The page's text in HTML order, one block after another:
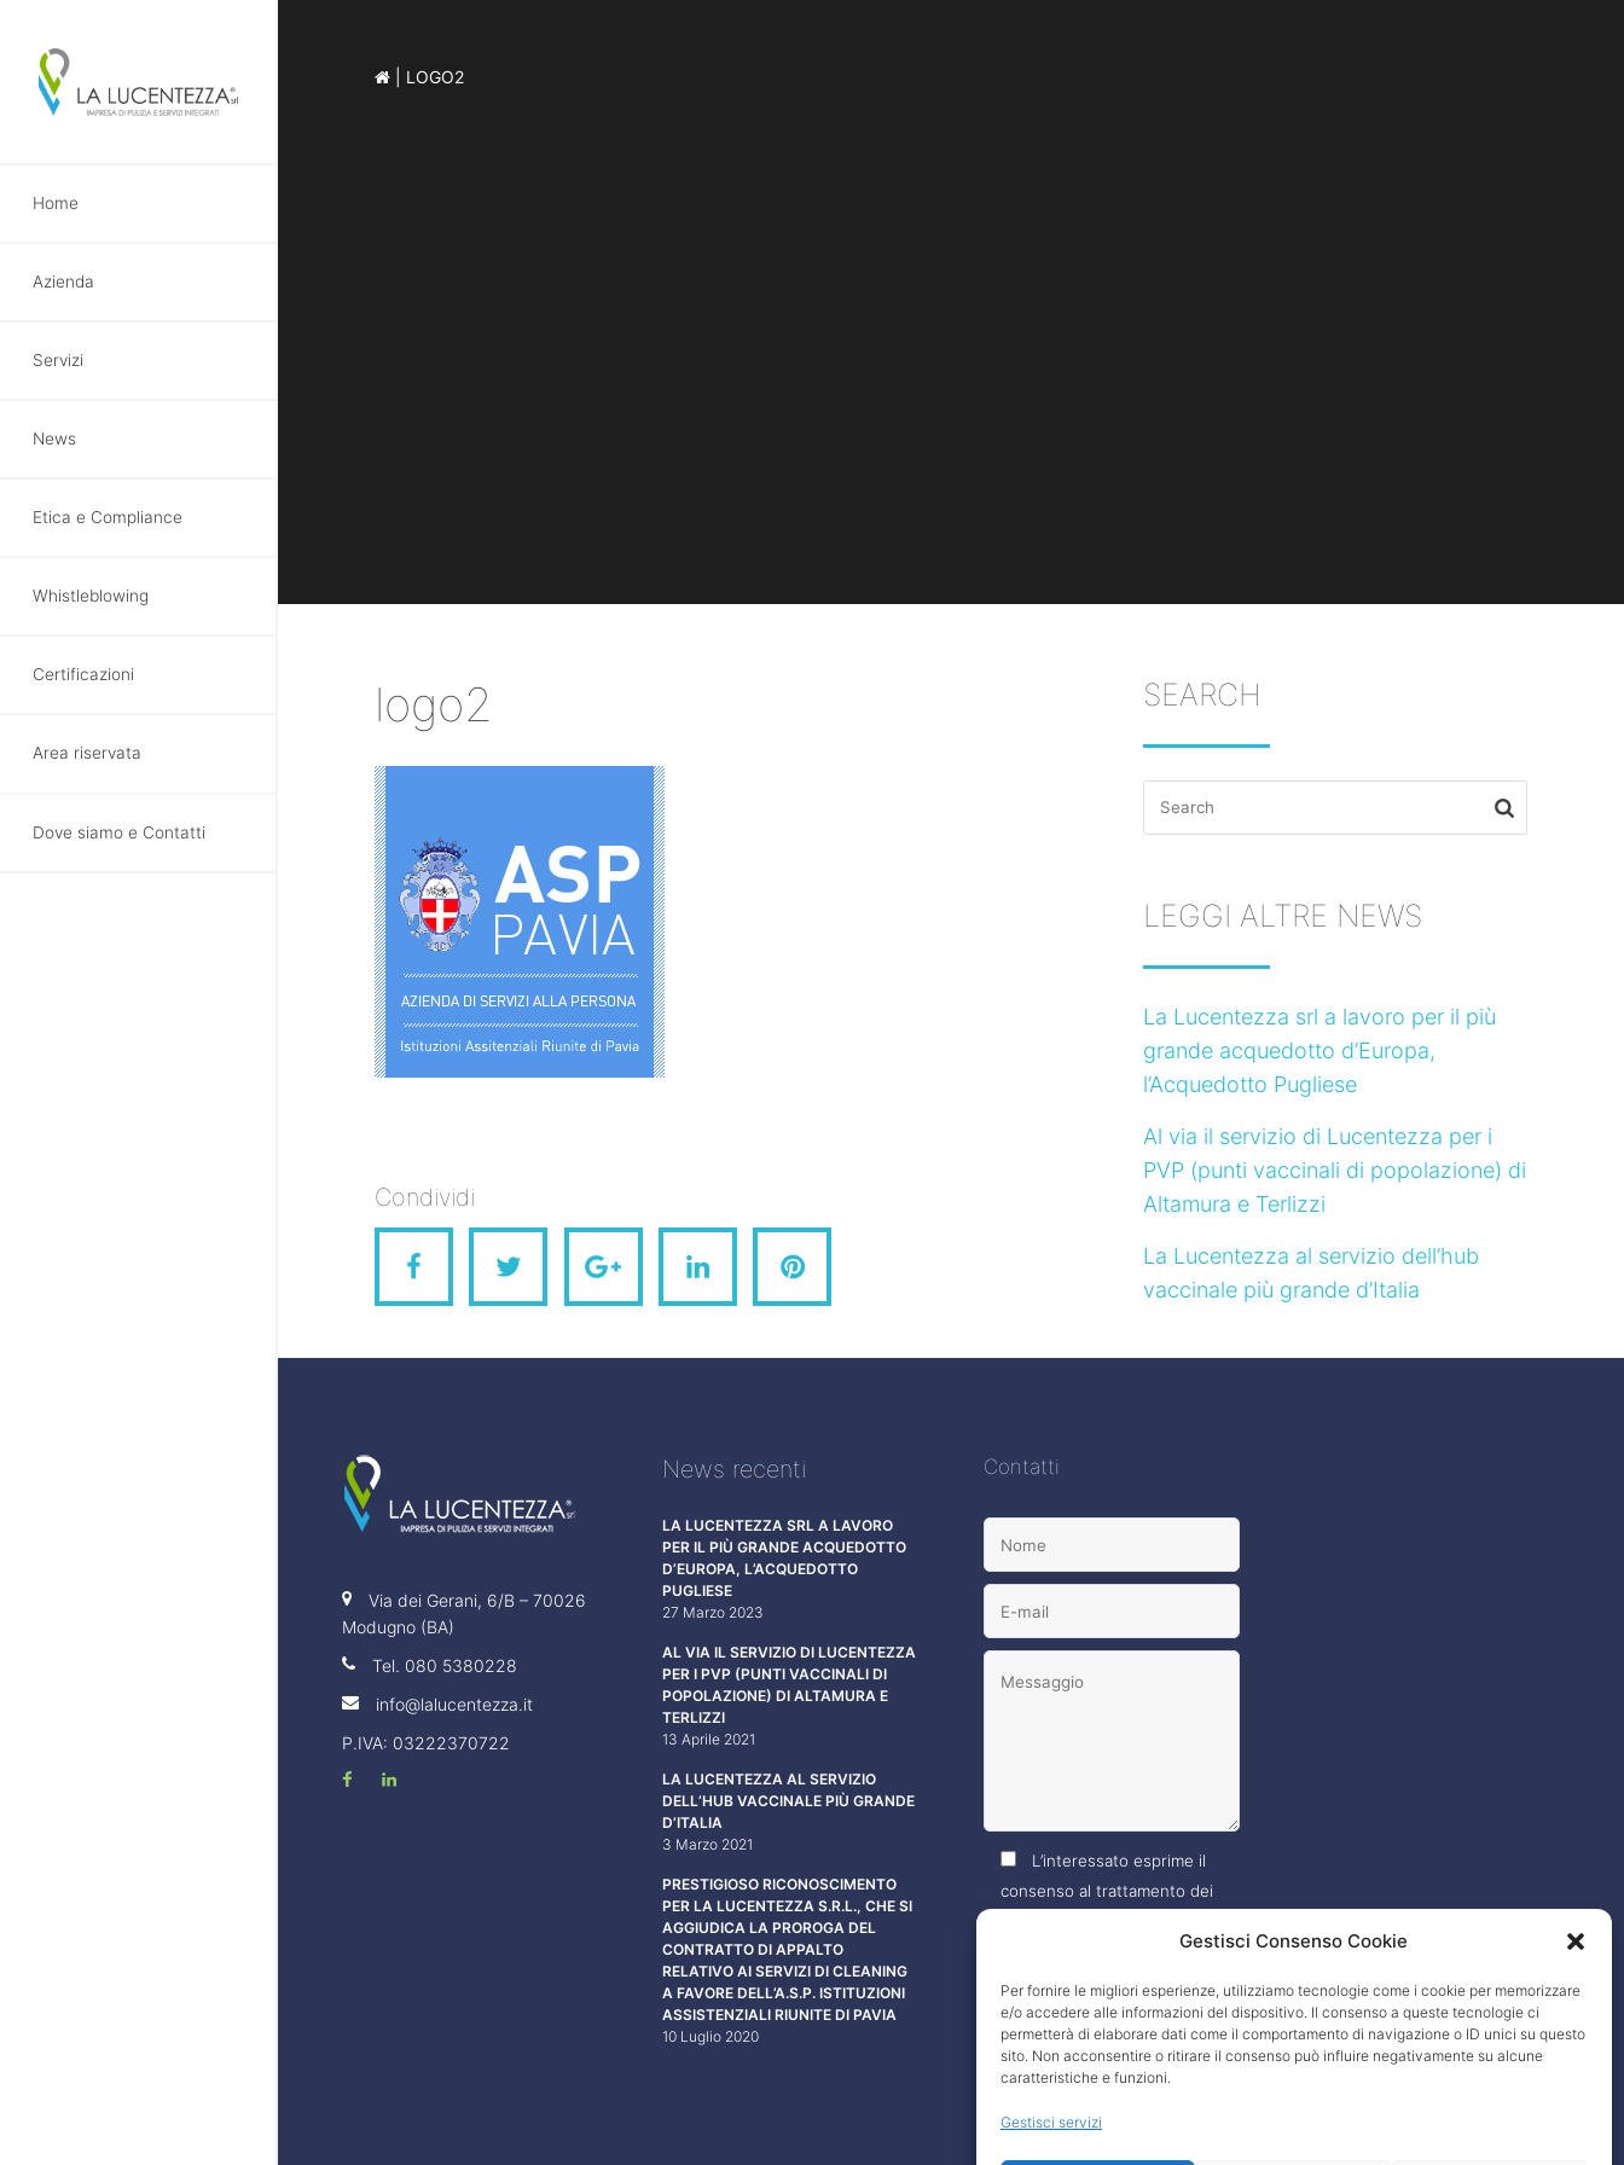
Gestisci Consenso Cookie
Per fornire le migliori esperienze, utilizziamo tecnologie come i cookie per memorizzare
e/o accedere alle informazioni del dispositivo. Il consenso a queste tecnologie ci
permetterà di elaborare dati come il comportamento di navigazione o ID unici su questo
sito. Non acconsentire o ritirare il consenso può influire negativamente su alcune
caratteristiche e funzioni.
Gestisci servizi
Home
Azienda
Servizi
News
Etica e Compliance
Whistleblowing
Certificazioni
Area riservata
Dove siamo e Contatti
LOGO2
logo2
Condividi
SEARCH
Search
for:
LEGGI ALTRE NEWS
La Lucentezza srl a lavoro per il più
grande acquedotto d’Europa,
l’Acquedotto Pugliese
Al via il servizio di Lucentezza per i
PVP (punti vaccinali di popolazione) di
Altamura e Terlizzi
La Lucentezza al servizio dell’hub
vaccinale più grande d’Italia
Via dei Gerani, 6/B – 70026
Modugno (BA)
Tel. 080 5380228
info@lalucentezza.it
P.IVA: 03222370722
News recenti
LA LUCENTEZZA SRL A LAVORO
PER IL PIÙ GRANDE ACQUEDOTTO
D’EUROPA, L’ACQUEDOTTO
PUGLIESE
27 Marzo 2023
AL VIA IL SERVIZIO DI LUCENTEZZA
PER I PVP (PUNTI VACCINALI DI
POPOLAZIONE) DI ALTAMURA E
TERLIZZI
13 Aprile 2021
LA LUCENTEZZA AL SERVIZIO
DELL’HUB VACCINALE PIÙ GRANDE
D’ITALIA
3 Marzo 2021
PRESTIGIOSO RICONOSCIMENTO
PER LA LUCENTEZZA S.R.L., CHE SI
AGGIUDICA LA PROROGA DEL
CONTRATTO DI APPALTO
RELATIVO AI SERVIZI DI CLEANING
A FAVORE DELL’A.S.P. ISTITUZIONI
ASSISTENZIALI RIUNITE DI PAVIA
10 Luglio 2020
Contatti
L’interessato esprime il
consenso al trattamento dei
privacy policy?